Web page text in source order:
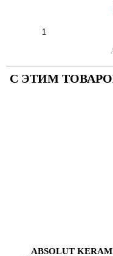
С ЭТИМ
ABSOLUT